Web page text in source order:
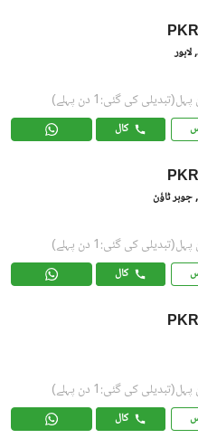
PKR
(تبدیلی کی گئی:1 دن پہلے)
کال
PKR
(تبدیلی کی گئی:1 دن پہلے)
کال
PKR
(تبدیلی کی گئی:1 دن پہلے)
کال